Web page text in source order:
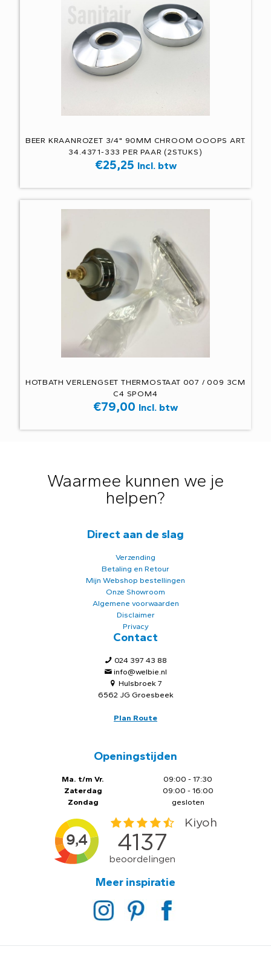
BEER KRAANROZET 3/4" 90MM CHROOM OOOPS ART.
34.4371-333 PER PAAR (2STUKS)
€25,25 Incl. btw
HOTBATH VERLENGSET THERMOSTAAT 007 / 009 3CM
C4 SPOM4
€79,00 Incl. btw
Waarmee kunnen we je
helpen?
Direct aan de slag
Verzending
Betaling en Retour
Mijn Webshop bestellingen
Onze Showroom
Algemene voorwaarden
Disclaimer
Privacy
Contact
024 397 43 88
info@welbie.nl
Hulsbroek 7
6562 JG Groesbeek
Plan Route
Openingstijden
Ma. t/m Vr.
Zaterdag
Zondag
09:00 - 17:30
09:00 - 16:00
gesloten
Meer inspiratie